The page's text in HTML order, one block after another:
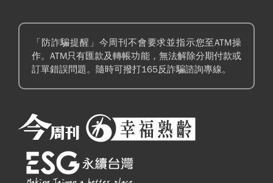
「防詐騙提醒」今周刊不會要求並指示您至ATM操
作。ATM只有匯款及轉帳功能，無法解除分期付款或
訂單錯誤問題。隨時可撥打165反詐騙諮詢專線。